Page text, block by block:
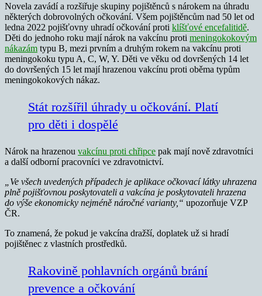
Novela zavádí a rozšiřuje skupiny pojištěnců s nárokem na úhradu
některých dobrovolných očkování. Všem pojištěncům nad 50 let od
ledna 2022 pojišťovny uhradí očkování proti klíšťové encefalitidě.
Děti do jednoho roku mají nárok na vakcínu proti meningokokovým
nákazám typu B, mezi prvním a druhým rokem na vakcínu proti
meningokoku typu A, C, W, Y. Děti ve věku od dovršených 14 let
do dovršených 15 let mají hrazenou vakcínu proti oběma typům
meningokokových nákaz.
Stát rozšířil úhrady u očkování. Platí
pro děti i dospělé
Nárok na hrazenou vakcínu proti chřipce pak mají nově zdravotníci
a další odborní pracovníci ve zdravotnictví.
„Ve všech uvedených případech je aplikace očkovací látky uhrazena
plně pojišťovnou poskytovateli a vakcína je poskytovateli hrazena
do výše ekonomicky nejméně náročné varianty,“ upozorňuje VZP
ČR.
To znamená, že pokud je vakcína dražší, doplatek už si hradí
pojištěnec z vlastních prostředků.
Rakovině pohlavních orgánů brání
prevence a očkování